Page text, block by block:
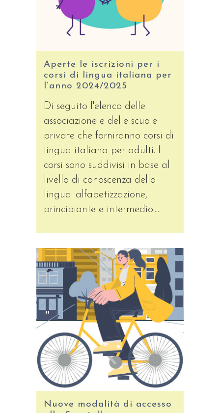
Aperte le iscrizioni per i
corsi di lingua italiana per
l’anno 2024/2025
Di seguito l'elenco delle
associazione e delle scuole
private che forniranno corsi di
lingua italiana per adulti. I
corsi sono suddivisi in base al
livello di conoscenza della
lingua: alfabetizzazione,
principiante e intermedio....
Nuove modalità di accesso